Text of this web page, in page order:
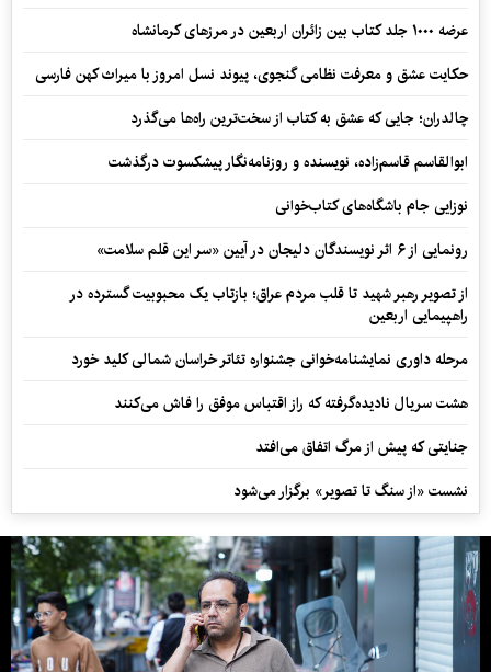
عرضه ۱۰۰۰ جلد کتاب بین زائران اربعین در مرزهای کرمانشاه
حکایت عشق و معرفت نظامی گنجوی، پیوند نسل امروز با میراث کهن فارسی
چالدران؛ جایی که عشق به کتاب از سخت‌ترین راه‌ها می‌گذرد
ابوالقاسم قاسم‌زاده، نویسنده و روزنامه‌نگار پیشکسوت درگذشت
نوزایی جام باشگاه‌های کتاب‌خوانی
رونمایی از ۶ اثر نویسندگان دلیجان در آیین «سر این قلم سلامت»
از تصویر رهبر شهید تا قلب مردم عراق؛ بازتاب یک محبوبیت گسترده در
راهپیمایی اربعین
مرحله داوری نمایشنامه‌خوانی جشنواره تئاتر خراسان شمالی کلید خورد
هشت سریال نادیده‌گرفته که راز اقتباس موفق را فاش می‌کنند
جنایتی که پیش از مرگ اتفاق می‌افتد
نشست «از سنگ تا تصویر» برگزار می‌شود